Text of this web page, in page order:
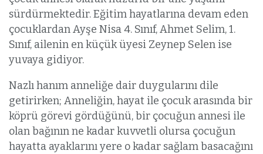
sürdürmektedir. Eğitim hayatlarına devam eden
çocuklardan Ayşe Nisa 4. Sınıf, Ahmet Selim, 1.
Sınıf, ailenin en küçük üyesi Zeynep Selen ise
yuvaya gidiyor.
Nazlı hanım anneliğe dair duygularını dile
getirirken; Anneliğin, hayat ile çocuk arasında bir
köprü görevi gördüğünü, bir çocuğun annesi ile
olan bağının ne kadar kuvvetli olursa çocuğun
hayatta ayaklarını yere o kadar sağlam basacağını